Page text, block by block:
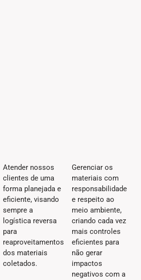
Atender nossos
clientes de uma
forma planejada e
eficiente, visando
sempre a
logística reversa
para
reaproveitamentos
dos materiais
coletados.
Gerenciar os
materiais com
responsabilidade
e respeito ao
meio ambiente,
criando cada vez
mais controles
eficientes para
não gerar
impactos
negativos com a